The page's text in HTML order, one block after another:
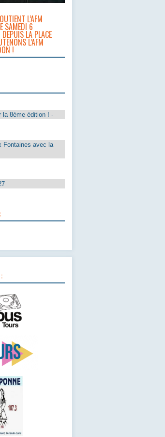
L’AFM
SAMEDI 6
LA PLACE
L’AFM
!
la 8ème édition ! -
Fontaines avec la